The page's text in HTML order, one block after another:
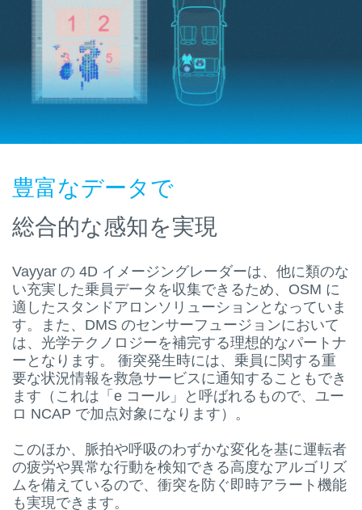
豊富なデータで
総合的な感知を実現
Vayyar の 4D イメージングレーダーは、他に類のな
い充実した乗員データを収集できるため、OSM に
適したスタンドアロンソリューションとなっていま
す。また、DMS のセンサーフュージョンにおいて
は、光学テクノロジーを補完する理想的なパートナ
ーとなります。 衝突発生時には、乗員に関する重
要な状況情報を救急サービスに通知することもでき
ます（これは「e コール」と呼ばれるもので、ユー
ロ NCAP で加点対象になります）。
このほか、脈拍や呼吸のわずかな変化を基に運転者
の疲労や異常な行動を検知できる高度なアルゴリズ
ムを備えているので、衝突を防ぐ即時アラート機能
も実現できます。